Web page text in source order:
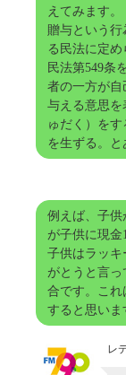
えてみます。
贈与という
る民法に定め
民法第549条
者の一方が自
与える意思を
ゅだく）を
を生ずる。と
例えば、子供
が子供に現金
子供はラッキ
がとうと言っ
合です。こ
すると思いま
レ